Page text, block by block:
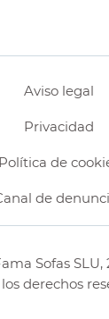
Sofas SLU,
derechos
Aviso legal
Privacidad
Política de
de